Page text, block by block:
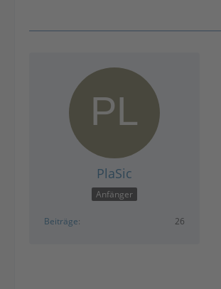
PlaSic
Anfänger
Beiträge 26